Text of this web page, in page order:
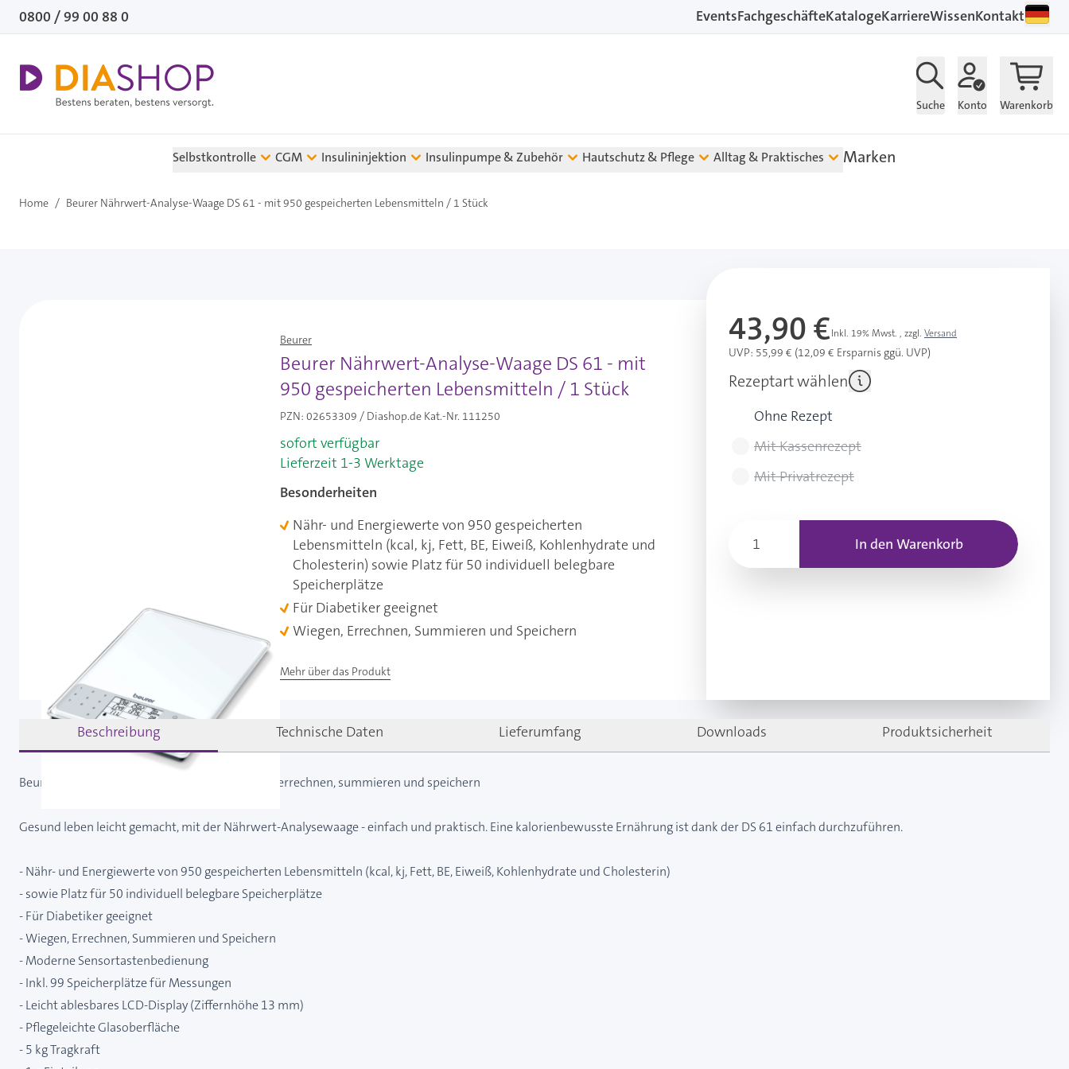
Direkt zum Inhalt
0800 / 99 00 88 0 EventsFachgeschäfteKatalogeKarriereWissenKontakt
Suche Konto Warenkorb
Selbstkontrolle CGM Insulininjektion Insulinpumpe & Zubehör Hautschutz & Pflege Alltag & Praktisches Marken
Home / Beurer Nährwert-Analyse-Waage DS 61 - mit 950 gespeicherten Lebensmitteln / 1 Stück
Beurer
Beurer Nährwert-Analyse-Waage DS 61 - mit
950 gespeicherten Lebensmitteln / 1 Stück
PZN: 02653309 / Diashop.de Kat.-Nr. 111250
sofort verfügbar
Lieferzeit 1-3 Werktage
Besonderheiten
Nähr- und Energiewerte von 950 gespeicherten
Lebensmitteln (kcal, kj, Fett, BE, Eiweiß, Kohlenhydrate und
Cholesterin) sowie Platz für 50 individuell belegbare
Speicherplätze
Für Diabetiker geeignet
Wiegen, Errechnen, Summieren und Speichern
Mehr über das Produkt
43,90 €Inkl. 19% Mwst. , zzgl. Versand
UVP: 55,99 € (12,09 € Ersparnis ggü. UVP)
Rezeptart wählen
Ohne Rezept
Mit Kassenrezept
Mit Privatrezept
In den Warenkorb
Beschreibung Technische Daten Lieferumfang Downloads Produktsicherheit
Beurer Nähwert-Analysewaage DS 61 - Wiegen, errechnen, summieren und speichern
Gesund leben leicht gemacht, mit der Nährwert-Analysewaage - einfach und praktisch. Eine kalorienbewusste Ernährung ist dank der DS 61 einfach durchzuführen.
- Nähr- und Energiewerte von 950 gespeicherten Lebensmitteln (kcal, kj, Fett, BE, Eiweiß, Kohlenhydrate und Cholesterin)
- sowie Platz für 50 individuell belegbare Speicherplätze
- Für Diabetiker geeignet
- Wiegen, Errechnen, Summieren und Speichern
- Moderne Sensortastenbedienung
- Inkl. 99 Speicherplätze für Messungen
- Leicht ablesbares LCD-Display (Ziffernhöhe 13 mm)
- Pflegeleichte Glasoberfläche
- 5 kg Tragkraft